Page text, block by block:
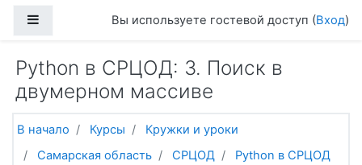
Боковая панельВы используете гостевой доступ (Вход)
Python в СРЦОД: 3. Поиск в
двумерном массиве
В начало Курсы
Кружки и уроки
Самарская область
СРЦОД
Python в СРЦОД